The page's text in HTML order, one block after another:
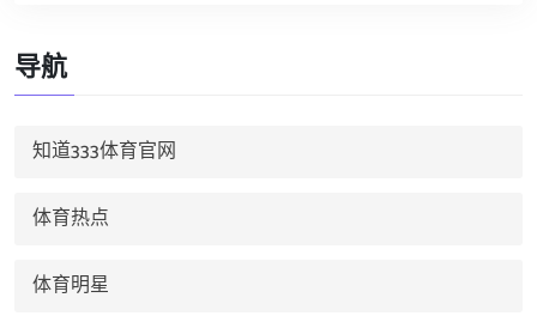
导航
知道333体育官网
体育热点
体育明星